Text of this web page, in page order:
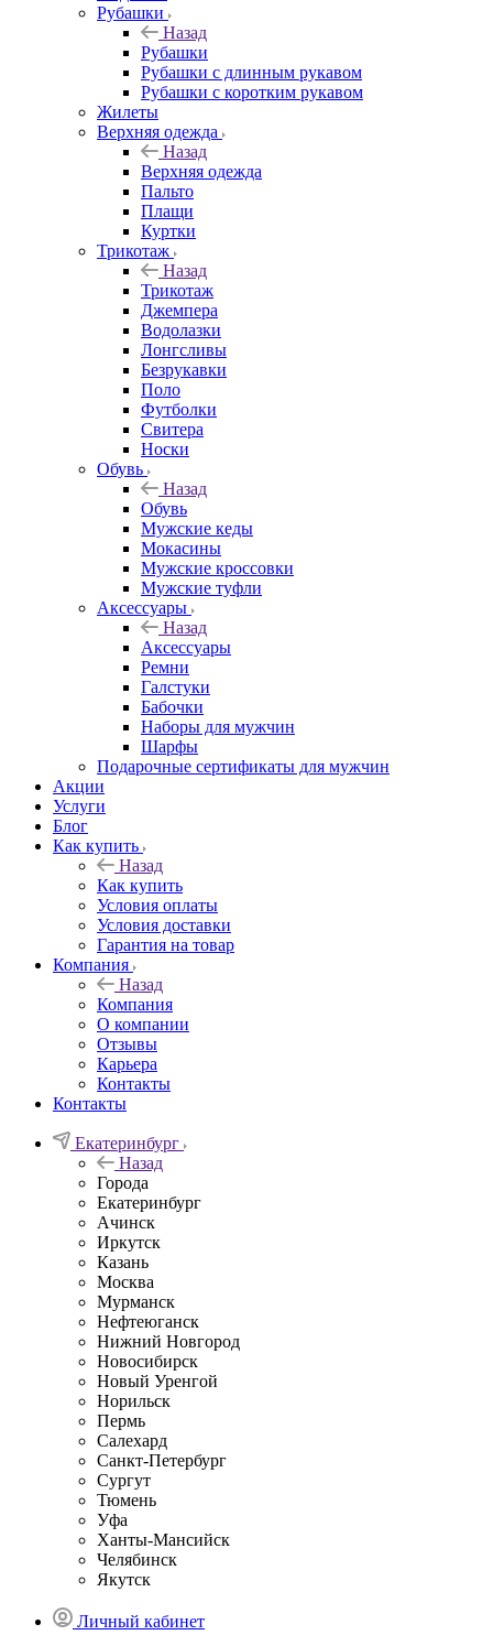
Рубашки
Назад
Рубашки
Рубашки с длинным рукавом
Рубашки с коротким рукавом
Жилеты
Верхняя одежда
Назад
Верхняя одежда
Пальто
Плащи
Куртки
Трикотаж
Назад
Трикотаж
Джемпера
Водолазки
Лонгсливы
Безрукавки
Поло
Футболки
Свитера
Носки
Обувь
Назад
Обувь
Мужские кеды
Мокасины
Мужские кроссовки
Мужские туфли
Аксессуары
Назад
Аксессуары
Ремни
Галстуки
Бабочки
Наборы для мужчин
Шарфы
Подарочные сертификаты для мужчин
Акции
Услуги
Блог
Как купить
Назад
Как купить
Условия оплаты
Условия доставки
Гарантия на товар
Компания
Назад
Компания
О компании
Отзывы
Карьера
Контакты
Контакты
Екатеринбург
Назад
Города
Екатеринбург
Ачинск
Иркутск
Казань
Москва
Мурманск
Нефтеюганск
Нижний Новгород
Новосибирск
Новый Уренгой
Норильск
Пермь
Салехард
Санкт-Петербург
Сургут
Тюмень
Уфа
Ханты-Мансийск
Челябинск
Якутск
Личный кабинет